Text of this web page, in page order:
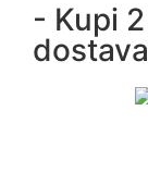
- Kupi